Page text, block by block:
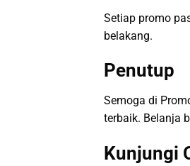
Setiap promo
belakang.
Penutup
Semoga di
terbaik. Belanja
Kunjungi